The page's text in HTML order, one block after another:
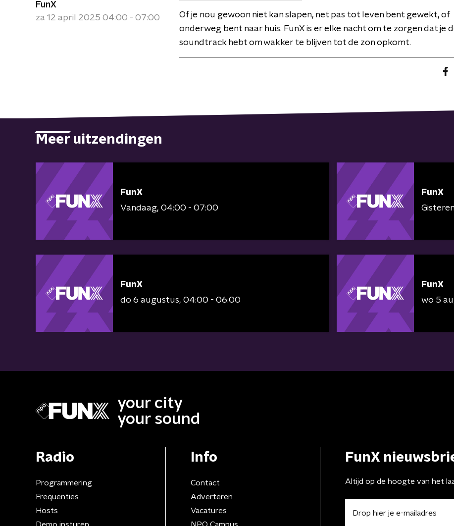
FunX
za 12 april 2025 04:00 - 07:00
Of je nou gewoon niet kan slapen, net pas tot leven bent gewekt, of
onderweg bent naar huis. FunX is er elke nacht om te zorgen dat je
soundtrack hebt om wakker te blijven tot de zon opkomt.
Meer uitzendingen
FunX
Vandaag 04:00 - 07:00
FunX
FunX
do 6 augustus 04:00 - 06:00
FunX
wo 5
your city
your sound
Radio
Programmering
Frequenties
Hosts
Demo insturen
Info
Contact
Adverteren
Vacatures
NPO Campus
FunX
Altijd op de hoogte van het